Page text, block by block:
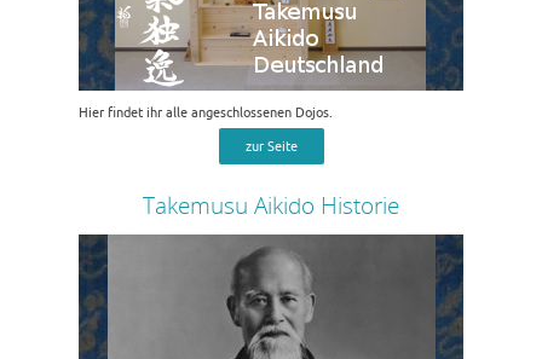
Hier findet ihr alle angeschlossenen Dojos.
zur Seite
Takemusu Aikido Historie